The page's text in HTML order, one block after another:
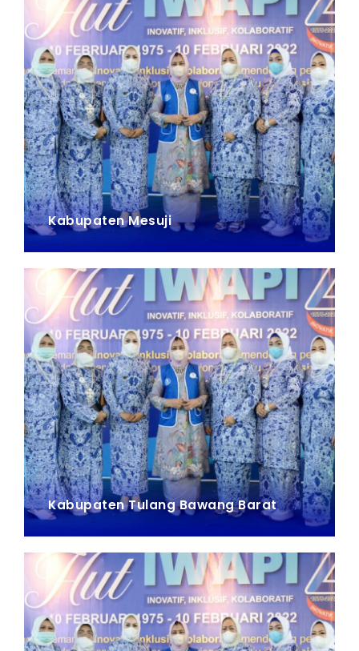
Kabupaten Mesuji
Kabupaten Tulang Bawang Barat